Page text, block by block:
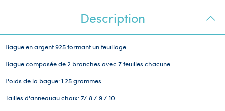
Description
Bague en argent 925 formant un feuillage.
Bague composée de 2 branches avec 7 feuilles chacune.
Poids de la bague:1.25 grammes.
Tailles d'anneauau choix:7/ 8 / 9 / 10